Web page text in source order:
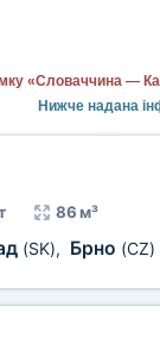
«Словаччина —
Нижче надана
86 м³
(SK), Брно (CZ)